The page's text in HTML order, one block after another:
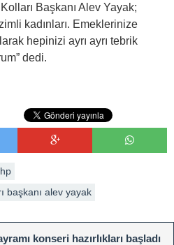
Başkanı Alev Yayak;
kadınları. Emeklerinize
hepinizi ayrı ayrı tebrik
dedi.
başkanı alev yayak
konseri hazırlıkları başladı